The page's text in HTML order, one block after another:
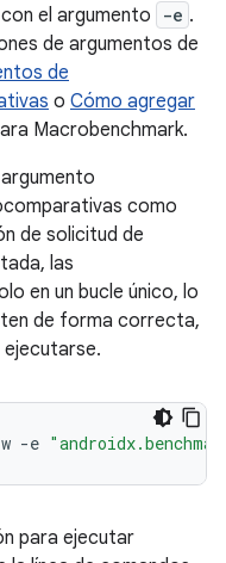
el argumento
-e .
de argumentos de
de
o Cómo agregar
Macrobenchmark.
como
de solicitud de
las
en un bucle único, lo
de forma correcta,
ejecutarse.
-e
para ejecutar